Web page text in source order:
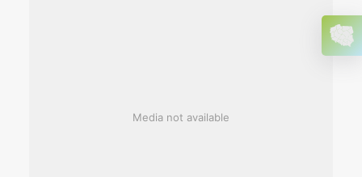
Media not available